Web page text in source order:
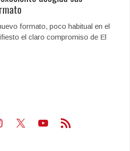
formato, poco habitual en el
el claro compromiso de El
X Youtube
Feed RSS